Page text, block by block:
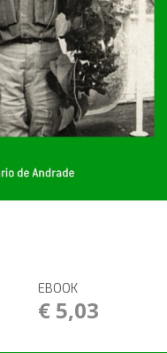
EBOOK
€ 5,03